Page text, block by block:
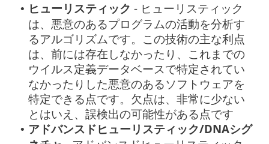
• ヒューリスティック - ヒューリスティック
は、悪意のあるプログラムの活動を分析す
るアルゴリズムです。この技術の主な利点
は、前には存在しなかったり、これまでの
ウイルス定義データベースで特定されてい
なかったりした悪意のあるソフトウェアを
特定できる点です。欠点は、非常に少ない
とはいえ、誤検出の可能性がある点です
• アドバンスドヒューリスティック/DNAシグ